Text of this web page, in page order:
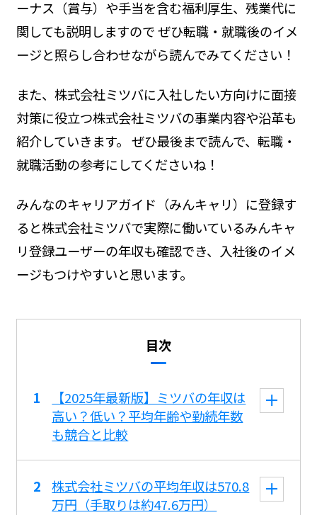
ーナス（賞与）や手当を含む福利厚生、残業代に
関しても説明しますので ぜひ転職・就職後のイメ
ージと照らし合わせながら読んでみてください！
また、株式会社ミツバに入社したい方向けに面接
対策に役立つ株式会社ミツバの事業内容や沿革も
紹介していきます。 ぜひ最後まで読んで、転職・
就職活動の参考にしてくださいね！
みんなのキャリアガイド（みんキャリ）に登録す
ると株式会社ミツバで実際に働いているみんキャ
リ登録ユーザーの年収も確認でき、入社後のイメ
ージもつけやすいと思います。
目次
【2025年最新版】ミツバの年収は
高い？低い？平均年齢や勤続年数
も競合と比較
株式会社ミツバの平均年収は570.8
万円（手取りは約47.6万円）